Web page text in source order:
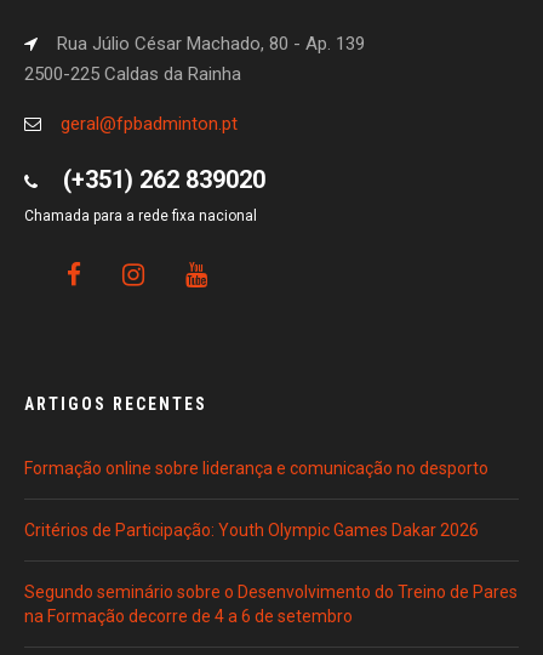
Rua Júlio César Machado, 80 - Ap. 139
2500-225 Caldas da Rainha
geral@fpbadminton.pt
(+351) 262 839020
Chamada para a rede fixa nacional
ARTIGOS RECENTES
Formação online sobre liderança e comunicação no desporto
Critérios de Participação: Youth Olympic Games Dakar 2026
Segundo seminário sobre o Desenvolvimento do Treino de Pares
na Formação decorre de 4 a 6 de setembro